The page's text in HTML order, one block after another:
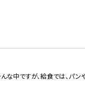
な中ですが、給食では、パン